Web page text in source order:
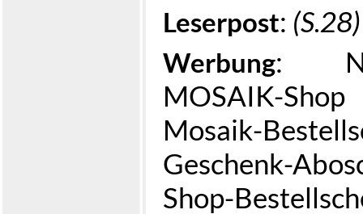
Leserpost: (S.28)
Werbung:
MOSAIK-
Mosaik-
Geschenk-
Shop-